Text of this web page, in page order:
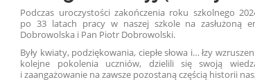
Podczas uroczystości zakończenia roku szkolnego
po 33 latach pracy w naszej szkole na zasłużoną
Dobrowolska i Pan Piotr Dobrowolski.
Były kwiaty, podziękowania, ciepłe słowa i… łzy
kolejne pokolenia uczniów, dzielili się swoją
i zaangażowanie na zawsze pozostaną częścią historii